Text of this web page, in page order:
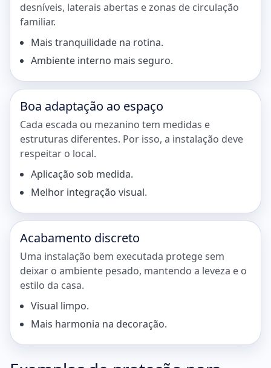
desníveis, laterais abertas e zonas de circulação
familiar.
Mais tranquilidade na rotina.
Ambiente interno mais seguro.
Boa adaptação ao espaço
Cada escada ou mezanino tem medidas e
estruturas diferentes. Por isso, a instalação deve
respeitar o local.
Aplicação sob medida.
Melhor integração visual.
Acabamento discreto
Uma instalação bem executada protege sem
deixar o ambiente pesado, mantendo a leveza e o
estilo da casa.
Visual limpo.
Mais harmonia na decoração.